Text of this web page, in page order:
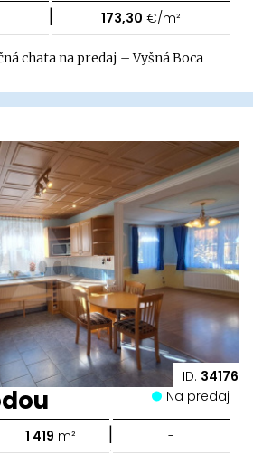
| 173,30 €/m²
chata na predaj – Vyšná Boca
ID: 34176
Na predaj
1 419 m² | -